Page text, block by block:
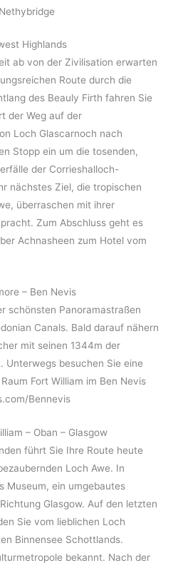
Highlands
ab von der Zivilisation erwarten
Route durch die
des Beauly Firth fahren Sie
der Weg auf der
Loch Glascarnoch nach
Stopp ein um die tosenden,
der Corrieshalloch-
nächstes Ziel, die tropischen
überraschen mit ihrer
Zum Abschluss geht es
Achnasheen zum Hotel vom
– Ben Nevis
schönsten Panoramastraßen
Canals. Bald darauf nähern
mit seinen 1344m der
Unterwegs besuchen Sie eine
Fort William im Ben Nevis
Bennevis
– Oban – Glasgow
führt Sie Ihre Route heute
Loch Awe. In
Museum, ein umgebautes
Glasgow. Auf den letzten
Sie vom lieblichen Loch
Binnensee Schottlands.
bekannt. Nach der